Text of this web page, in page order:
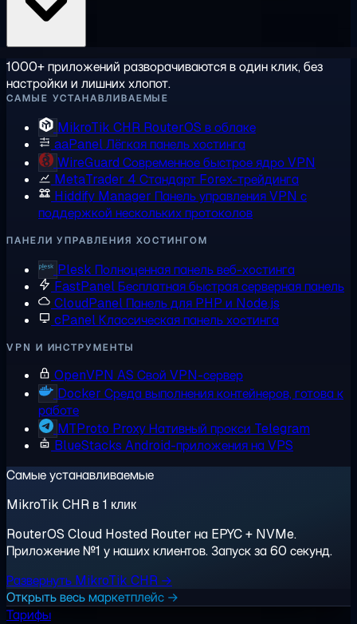
1000+ приложений разворачиваются в один клик, без
настройки и лишних хлопот.
САМЫЕ УСТАНАВЛИВАЕМЫЕ
MikroTik CHR RouterOS в облаке
aaPanelЛёгкая панель хостинга
WireGuard Современное быстрое ядро VPN
MetaTrader 4 Стандарт Forex-трейдинга
Hiddify Manager Панель управления VPN с
поддержкой нескольких протоколов
ПАНЕЛИ УПРАВЛЕНИЯ ХОСТИНГОМ
Plesk Полноценная панель веб-хостинга
FastPanelБесплатная быстрая серверная панель
CloudPanel Панель для PHP и Node.js
cPanelКлассическая панель хостинга
VPN И ИНСТРУМЕНТЫ
OpenVPN AS Свой VPN-сервер
Docker Среда выполнения контейнеров, готова к
работе
MTProto ProxyНативный прокси Telegram
BlueStacks Android-приложения на VPS
Самые устанавливаемые
MikroTik CHR в 1 клик
RouterOS Cloud Hosted Router на EPYC + NVMe.
Приложение №1 у наших клиентов. Запуск за 60 секунд.
Развернуть MikroTik CHR →
Открыть весь маркетплейс →
Тарифы